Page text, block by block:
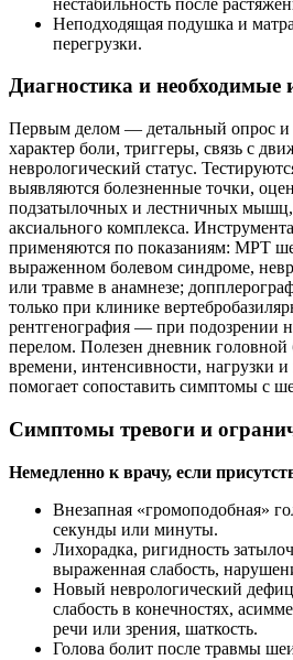
Неподходящая подушка и
перегрузки.
Диагностика и необходимые
Первым делом — детальный опрос и
характер боли, триггеры, связь с
неврологический статус.
выявляются болезненные точки,
подзатылочных и лестничных
аксиального комплекса.
применяются по показаниям: МРТ
выраженном болевом синдроме,
или травме в анамнезе;
только при клинике
рентгенография — при подозрении
перелом. Полезен дневник головной
времени, интенсивности, нагрузки
помогает сопоставить симптомы с
Симптомы тревоги и
Немедленно к врачу, если
Внезапная «громоподобная»
секунды или минуты.
Лихорадка, ригидность
выраженная слабость,
Новый неврологический
слабость в конечностях,
речи или зрения, шаткость.
Голова болит после травмы